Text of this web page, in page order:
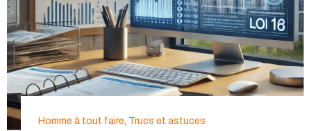
Homme à tout faire, Trucs et astuces